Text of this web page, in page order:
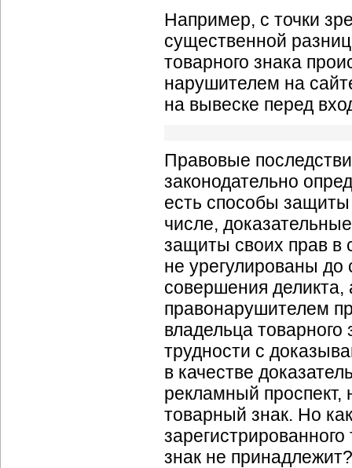
Например, с точки
существенной
товарного знака
нарушителем на
на вывеске перед
Правовые
законодательно
есть способы
числе,
защиты своих прав в
не урегулированы
совершения
правонарушителем
владельца
трудности с
в качестве
рекламный проспект,
товарный знак. Но
знак не принадлежит?